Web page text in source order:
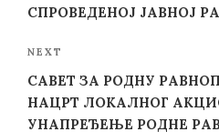
СПРОВЕДЕНОЈ ЈАВНОЈ
Next
Post
NEXT
САВЕТ ЗА РОДНУ
НАЦРТ ЛОКАЛНОГ
УНАПРЕЂЕЊЕ РОДНЕ